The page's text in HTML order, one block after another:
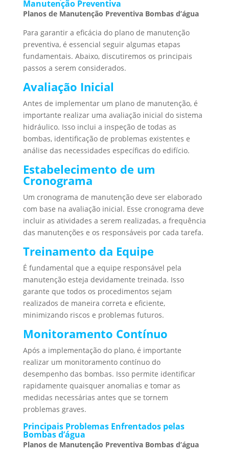
Manutenção Preventiva
Planos de Manutenção Preventiva Bombas d’água
Para garantir a eficácia do plano de manutenção
preventiva, é essencial seguir algumas etapas
fundamentais. Abaixo, discutiremos os principais
passos a serem considerados.
Avaliação Inicial
Antes de implementar um plano de manutenção, é
importante realizar uma avaliação inicial do sistema
hidráulico. Isso inclui a inspeção de todas as
bombas, identificação de problemas existentes e
análise das necessidades específicas do edifício.
Estabelecimento de um
Cronograma
Um cronograma de manutenção deve ser elaborado
com base na avaliação inicial. Esse cronograma deve
incluir as atividades a serem realizadas, a frequência
das manutenções e os responsáveis por cada tarefa.
Treinamento da Equipe
É fundamental que a equipe responsável pela
manutenção esteja devidamente treinada. Isso
garante que todos os procedimentos sejam
realizados de maneira correta e eficiente,
minimizando riscos e problemas futuros.
Monitoramento Contínuo
Após a implementação do plano, é importante
realizar um monitoramento contínuo do
desempenho das bombas. Isso permite identificar
rapidamente quaisquer anomalias e tomar as
medidas necessárias antes que se tornem
problemas graves.
Principais Problemas Enfrentados pelas
Bombas d’água
Planos de Manutenção Preventiva Bombas d’água